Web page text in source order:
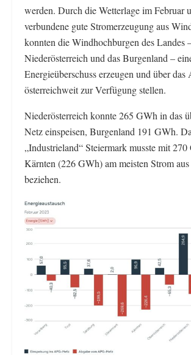
werden. Durch die Wetterlage im Februar
verbundene gute Stromerzeugung aus
konnten die Windhochburgen des Landes
Niederösterreich und das Burgenland –
Energieüberschuss erzeugen und über
österreichweit zur Verfügung stellen.
Niederösterreich konnte 265 GWh in das
Netz einspeisen, Burgenland 191 GWh.
„Industrieland“ Steiermark musste mit
Kärnten (226 GWh) am meisten Strom
beziehen.